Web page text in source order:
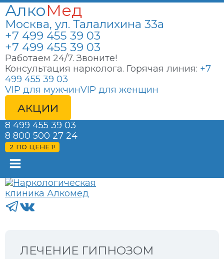
АлкоМед
Москва, ул. Талалихина 33а
+7 499 455 39 03
+7 499 455 39 03
Работаем 24/7. Звоните!
Консультация нарколога. Горячая линия: +7
499 455 39 03
VIP для мужчинVIP для женщин
АКЦИИ
8 499 455 39 03
8 800 500 27 24
2 ПО ЦЕНЕ 1!
ЛЕЧЕНИЕ ГИПНОЗОМ